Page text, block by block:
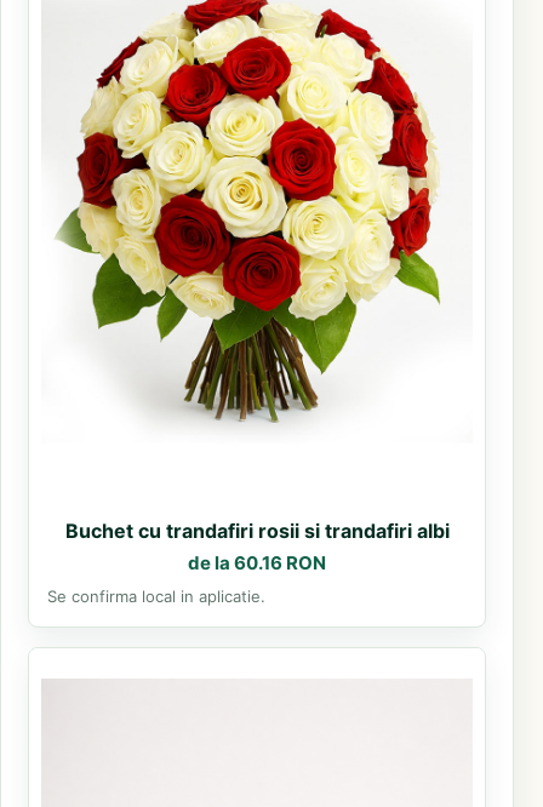
Buchet cu trandafiri rosii si trandafiri albi
de la 60.16 RON
Se confirma local in aplicatie.